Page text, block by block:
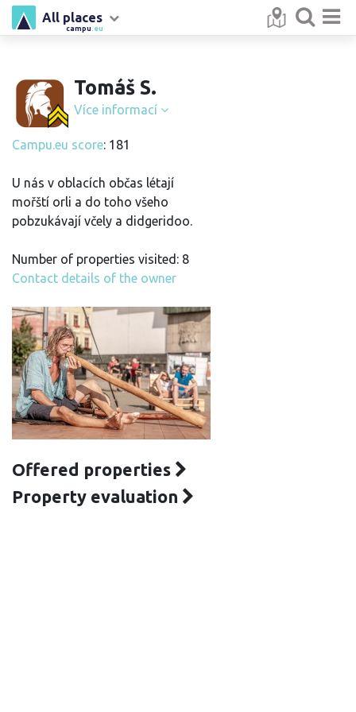
campu .eu
All places
Tomáš S.
Více informací
Campu.eu score: 181
U nás v oblacích občas létají
mořští orli a do toho všeho
pobzukávají včely a didgeridoo.
Number of properties visited: 8
Contact details of the owner
Offered properties
Property evaluation